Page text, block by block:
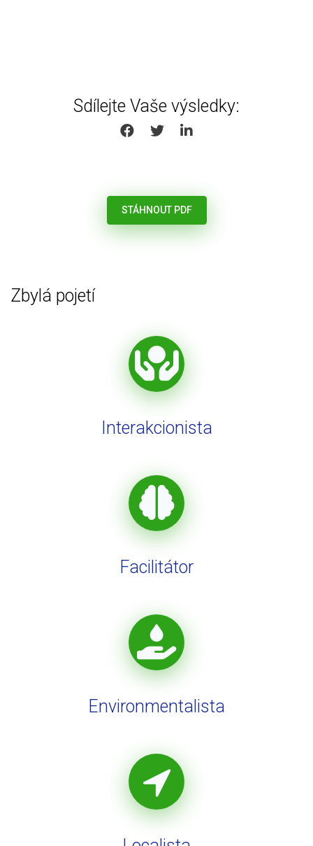
Sdílejte Vaše výsledky:
SHARE ON FACEBOOK
SHARE ON TWITTER
SHARE ON LINKEDIN
STÁHNOUT PDF
Zbylá pojetí
Interakcionista
Facilitátor
Environmentalista